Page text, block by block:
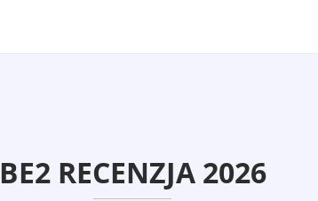
BE2 RECENZJA 2026